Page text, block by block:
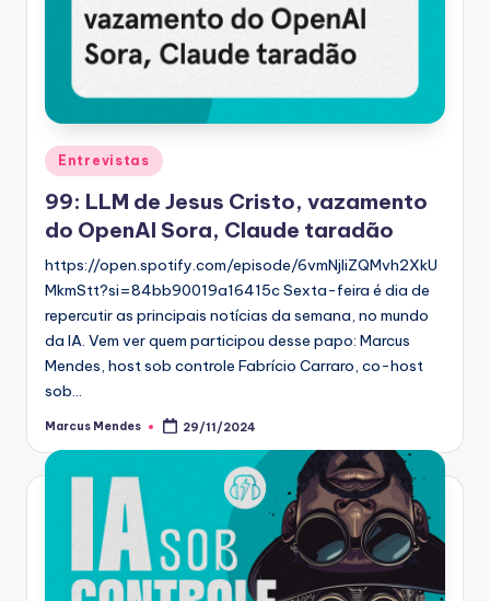
Posted
in
Entrevistas
99: LLM de Jesus Cristo, vazamento
do OpenAI Sora, Claude taradão
https://open.spotify.com/episode/6vmNjIiZQMvh2XkU
MkmStt?si=84bb90019a16415c Sexta-feira é dia de
repercutir as principais notícias da semana, no mundo
da IA. Vem ver quem participou desse papo: Marcus
Mendes, host sob controle Fabrício Carraro, co-host
sob…
Posted
Marcus Mendes 29/11/2024